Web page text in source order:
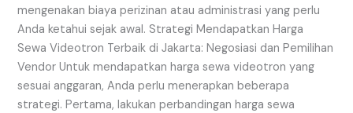
mengenakan biaya perizinan atau administrasi yang perlu
Anda ketahui sejak awal. Strategi Mendapatkan Harga
Sewa Videotron Terbaik di Jakarta: Negosiasi dan Pemilihan
Vendor Untuk mendapatkan harga sewa videotron yang
sesuai anggaran, Anda perlu menerapkan beberapa
strategi. Pertama, lakukan perbandingan harga sewa